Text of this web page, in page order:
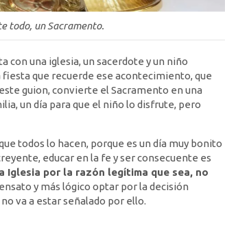
todo, un Sacramento.
con una iglesia, un sacerdote y un niño
que recuerde ese acontecimiento, que
guion, convierte el Sacramento en una
un día para que el niño lo disfrute, pero
todos lo hacen, porque es un día muy bonito
educar en la fe y ser consecuente es
Iglesia por la razón legítima que sea, no
y más lógico optar por la decisión
va a estar señalado por ello.